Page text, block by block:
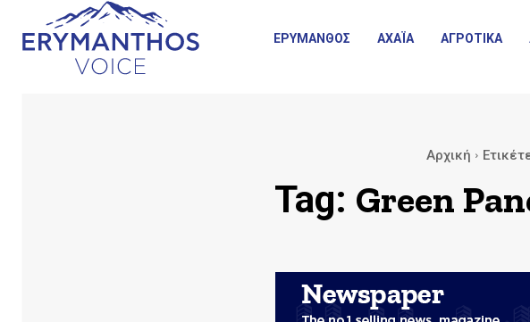
ΕΡΥΜΑΝΘΟΣ ΑΧΑΪΑ ΑΓΡΟΤΙΚΑ
Αρχική
Tag: Green